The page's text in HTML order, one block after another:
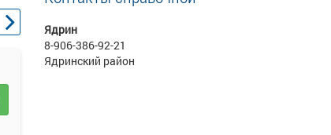
Ядрин
8-906-386-92-21
Ядринский район